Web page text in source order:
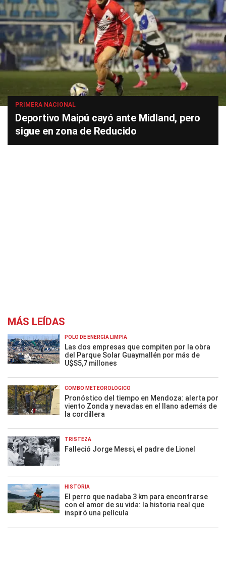
PRIMERA NACIONAL
Deportivo Maipú cayó ante Midland, pero
sigue en zona de Reducido
MÁS LEÍDAS
POLO DE ENERGÍA LIMPIA
Las dos empresas que compiten por la obra
del Parque Solar Guaymallén por más de
U$S5,7 millones
COMBO METEOROLÓGICO
Pronóstico del tiempo en Mendoza: alerta por
viento Zonda y nevadas en el llano además de
la cordillera
TRISTEZA
Falleció Jorge Messi, el padre de Lionel
HISTORIA
El perro que nadaba 3 km para encontrarse
con el amor de su vida: la historia real que
inspiró una película